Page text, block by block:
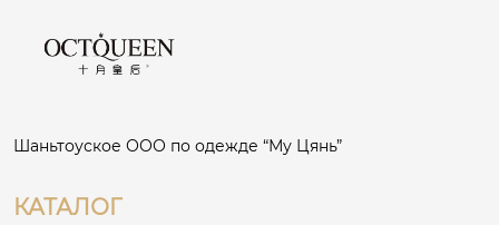
Шаньтоуское ООО по одежде “Му Цянь”
КАТАЛОГ